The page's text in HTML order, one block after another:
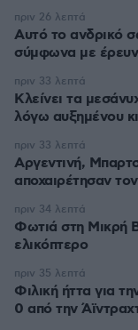
Αυτό το ανδρικό
σύμφωνα με
πριν 26 λεπτά
Κλείνει τα
λόγω αυξημένου
πριν 33 λεπτά
Αργεντινή,
αποχαιρέτησαν
πριν 33 λεπτά
Φωτιά στη Μικρή
ελικόπτερο
πριν 34 λεπτά
Φιλική ήττα για
0 από την
πριν 35 λεπτά